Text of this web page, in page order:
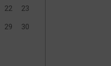
22 23
29 30